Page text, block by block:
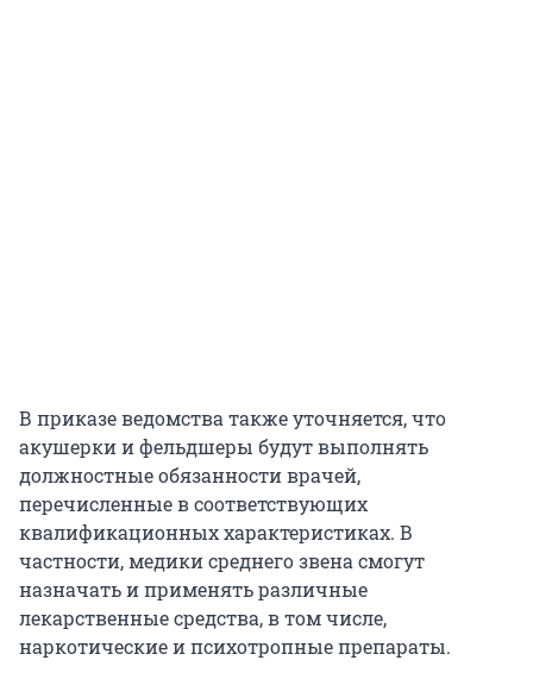
В приказе ведомства также уточняется, что
акушерки и фельдшеры будут выполнять
должностные обязанности врачей,
перечисленные в соответствующих
квалификационных характеристиках. В
частности, медики среднего звена смогут
назначать и применять различные
лекарственные средства, в том числе,
наркотические и психотропные препараты.